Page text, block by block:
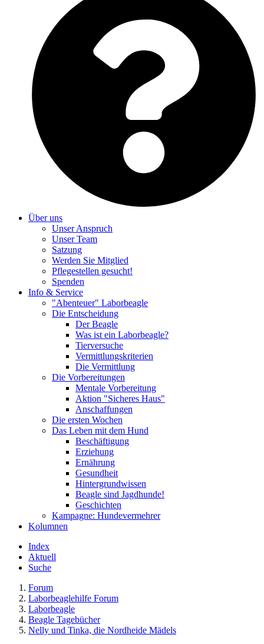
Über uns
Unser Anspruch
Unser Team
Satzung
Werden Sie Mitglied
Pflegestellen gesucht!
Spenden
Info & Service
"Abenteuer" Laborbeagle
Die Entscheidung
Der Beagle
Was ist ein Laborbeagle?
Tierversuche
Vermittlungskriterien
Die Vermittlung
Die Vorbereitungen
Mentale Vorbereitung
Aktion "Sicheres Haus"
Anschaffungen
Die ersten Wochen
Das Leben mit dem Hund
Beschäftigung
Erziehung
Ernährung
Gesundheit
Hintergrundwissen
Beagle sind Jagdhunde!
Geschichten
Kampagne: Hundevermehrer
Kolumnen
Index
Aktuell
Suche
Forum
Laborbeaglehilfe Forum
Laborbeagle
Beagle Tagebücher
Nelly und Tinka, die Nordheide Mädels